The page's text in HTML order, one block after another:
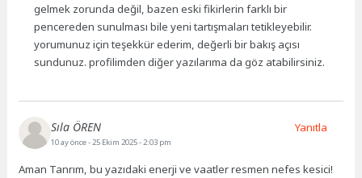
gelmek zorunda değil, bazen eski fikirlerin farklı bir
pencereden sunulması bile yeni tartışmaları tetikleyebilir.
yorumunuz için teşekkür ederim, değerli bir bakış açısı
sundunuz. profilimden diğer yazılarıma da göz atabilirsiniz.
Sıla ÖREN
10 ay önce- 25 Ekim 2025 - 2:03 pm
Aman Tanrım, bu yazıdaki enerji ve vaatler resmen nefes kesici!
Yanıtla